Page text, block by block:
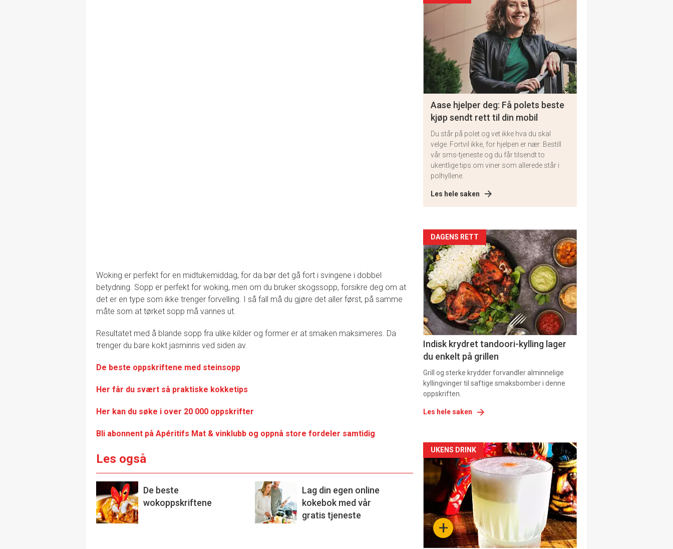
Woking er perfekt for en midtukemiddag, for da bør det gå fort i svingene i dobbel
betydning. Sopp er perfekt for woking, men om du bruker skogssopp, forsikre deg om at
det er en type som ikke trenger forvelling. I så fall må du gjøre det aller først, på samme
måte som at tørket sopp må vannes ut.
Resultatet med å blande sopp fra ulike kilder og former er at smaken maksimeres. Da
trenger du bare kokt jasminris ved siden av.
De beste oppskriftene med steinsopp
Her får du svært så praktiske kokketips
Her kan du søke i over 20 000 oppskrifter
Bli abonnent på Apéritifs Mat & vinklubb og oppnå store fordeler samtidig
Les også
De beste
wokoppskriftene
Lag din egen online
kokebok med vår
gratis tjeneste
Aase hjelper deg: Få polets beste
kjøp sendt rett til din mobil
Du står på polet og vet ikke hva du skal
velge. Fortvil ikke, for hjelpen er nær: Bestill
vår sms-tjeneste og du får tilsendt to
ukentlige tips om viner som allerede står i
polhyllene.
Les hele saken
Artikler
detail
-
section
11
DAGENS RETT
Indisk krydret tandoori-kylling lager
du enkelt på grillen
Grill og sterke krydder forvandler alminnelige
kyllingvinger til saftige smaksbomber i denne
oppskriften.
Les hele saken
Artikler
detail
section
11+
UKENS DRINK